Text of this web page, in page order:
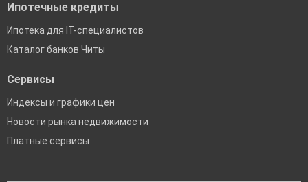
Ипотечные кредиты
Ипотека для IT-специалистов
Каталог банков Читы
Сервисы
Индексы и графики цен
Новости рынка недвижимости
Платные сервисы